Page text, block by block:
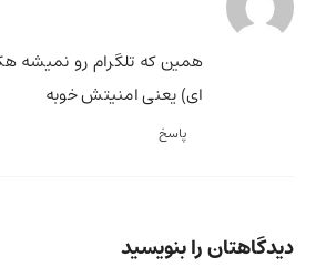
همین که تلگرام رو نمیشه
ای) یعنی امنیتش خوبه
پاسخ
دیدگاهتان را بنویسید